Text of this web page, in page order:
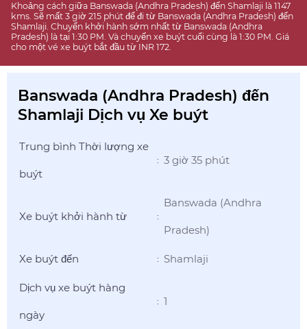
Khoảng cách giữa Banswada (Andhra Pradesh) đến Shamlaji là 1147
kms. Sẽ mất 3 giờ 215 phút để đi từ Banswada (Andhra Pradesh) đến
Shamlaji. Chuyến khởi hành sớm nhất từ Banswada (Andhra
Pradesh) là tại 1:30 PM. Và chuyến xe buýt cuối cùng là 1:30 PM. Giá
cho một vé xe buýt bắt đầu từ INR 172.
Banswada (Andhra Pradesh) đến
Shamlaji Dịch vụ Xe buýt
Trung bình Thời lượng xe
buýt
: 3 giờ 35 phút
Xe buýt khởi hành từ :
Banswada (Andhra
Pradesh)
Xe buýt đến : Shamlaji
Dịch vụ xe buýt hàng
ngày
: 1